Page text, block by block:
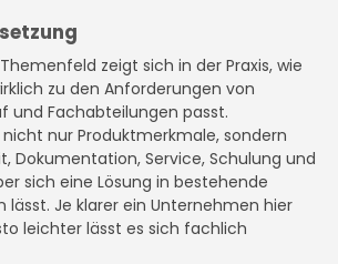
zeigt sich in der Praxis, wie
zu den Anforderungen von
und Fachabteilungen passt.
nur Produktmerkmale, sondern
Dokumentation, Service, Schulung und
sich eine Lösung in bestehende
lässt. Je klarer ein Unternehmen hier
leichter lässt es sich fachlich